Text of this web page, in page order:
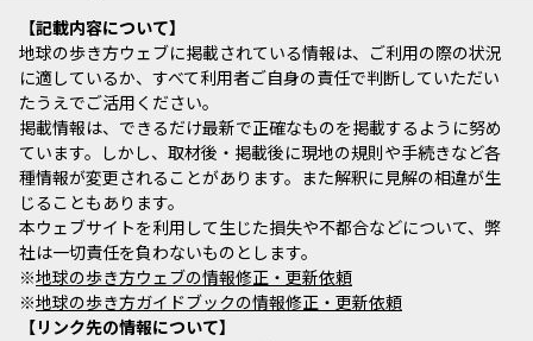
記載内容について
地球の歩き方ウェブに掲載されている情報は、ご利用の際の状況
に適しているか、すべて利用者ご自身の責任で判断していただい
たうえでご活用ください。
掲載情報は、できるだけ最新で正確なものを掲載するように努め
ています。しかし、取材後・掲載後に現地の規則や手続きなど各
種情報が変更されることがあります。また解釈に見解の相違が生
じることもあります。
本ウェブサイトを利用して生じた損失や不都合などについて、弊
社は一切責任を負わないものとします。
※地球の歩き方ウェブの情報修正・更新依頼
※地球の歩き方ガイドブックの情報修正・更新依頼
リンク先の情報について